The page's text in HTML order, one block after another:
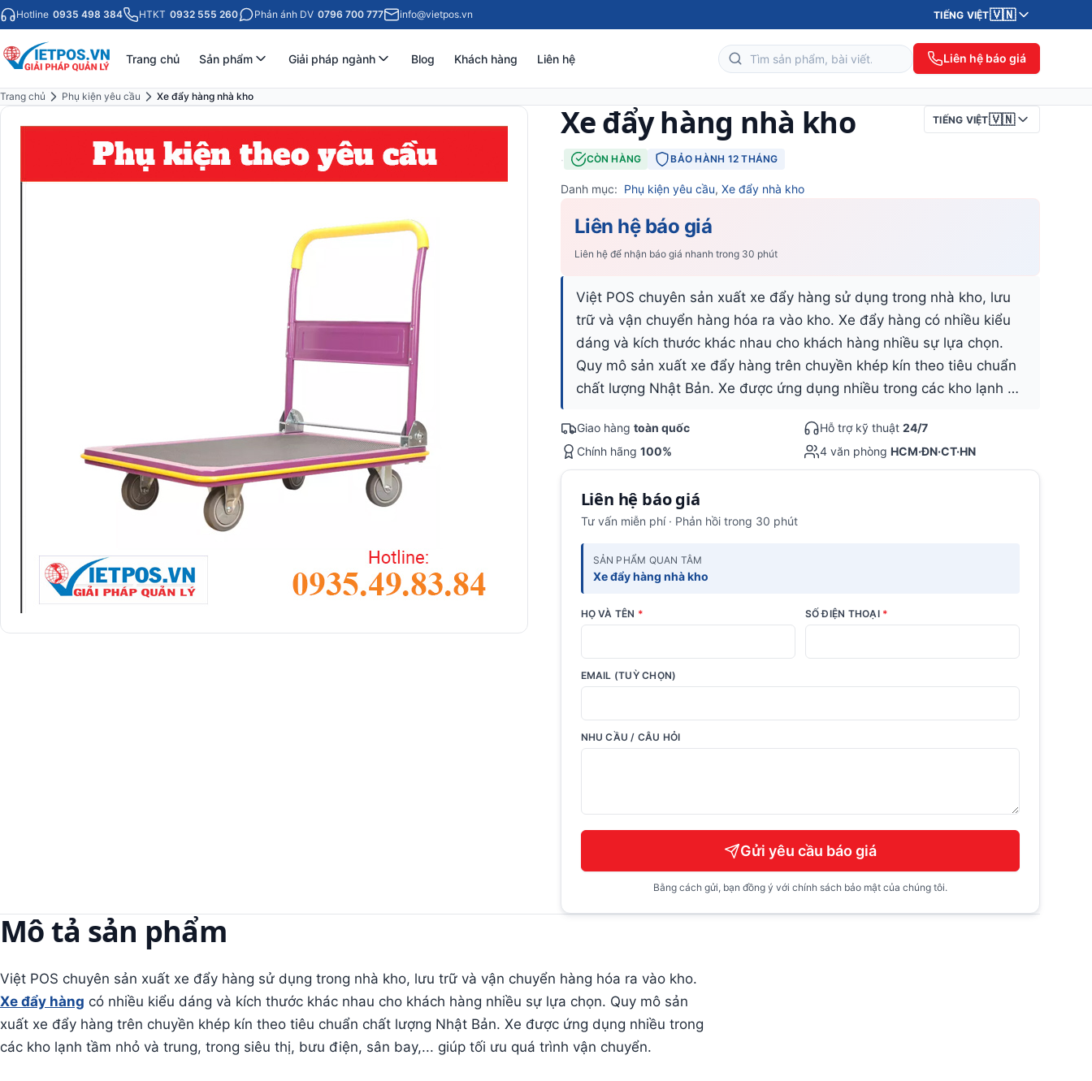
Hotline 0935 498 384 HTKT 0932 555 260 Phản ánh DV 0796 700 777 info@vietpos.vn TIẾNG VIỆT🇻🇳
Trang chủ Sản phẩm Giải pháp ngành Blog Khách hàng Liên hệ Liên hệ báo giá
Trang chủ Phụ kiện yêu cầu
Xe đẩy hàng nhà kho
TIẾNG VIỆT🇻🇳
Xe đẩy hàng nhà kho
· CÒN HÀNG BẢO HÀNH 12 THÁNG
Danh mục: Phụ kiện yêu cầu, Xe đẩy nhà kho
Liên hệ báo giá
Liên hệ để nhận báo giá nhanh trong 30 phút
Việt POS chuyên sản xuất xe đẩy hàng sử dụng trong nhà kho, lưu
trữ và vận chuyển hàng hóa ra vào kho. Xe đẩy hàng có nhiều kiểu
dáng và kích thước khác nhau cho khách hàng nhiều sự lựa chọn.
Quy mô sản xuất xe đẩy hàng trên chuyền khép kín theo tiêu chuẩn
chất lượng Nhật Bản. Xe được ứng dụng nhiều trong các kho lạnh …
Giao hàng toàn quốc Hỗ trợ kỹ thuật 24/7
Chính hãng 100% 4 văn phòng HCM·ĐN·CT·HN
Liên hệ báo giá
Tư vấn miễn phí · Phản hồi trong 30 phút
SẢN PHẨM QUAN TÂM
Xe đẩy hàng nhà kho
HỌ VÀ TÊN * SỐ ĐIỆN THOẠI *
EMAIL (TUỲ CHỌN)
NHU CẦU / CÂU HỎI
Gửi yêu cầu báo giá
Bằng cách gửi, bạn đồng ý với chính sách bảo mật của chúng tôi.
Mô tả sản phẩm
Việt POS chuyên sản xuất xe đẩy hàng sử dụng trong nhà kho, lưu trữ và vận chuyển hàng hóa ra vào kho.
Xe đẩy hàng có nhiều kiểu dáng và kích thước khác nhau cho khách hàng nhiều sự lựa chọn. Quy mô sản
xuất xe đẩy hàng trên chuyền khép kín theo tiêu chuẩn chất lượng Nhật Bản. Xe được ứng dụng nhiều trong
các kho lạnh tầm nhỏ và trung, trong siêu thị, bưu điện, sân bay,... giúp tối ưu quá trình vận chuyển.